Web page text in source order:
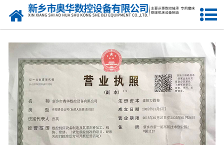
网站首页
新闻中心
关于我们
荣誉资质
公司风采